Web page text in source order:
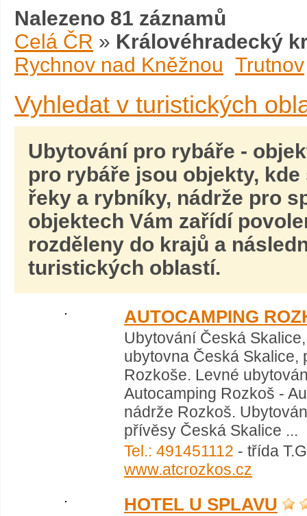
Nalezeno 81 záznamů
Celá ČR » Královéhradecký
Rychnov nad Kněžnou Trutnov
Vyhledat v turistických
Ubytování pro rybáře -
pro rybáře jsou objekty,
řeky a rybníky, nádrže pro
objektech Vám zařídí
rozděleny do krajů a
turistických oblastí.
AUTOCAMPING
Ubytování Česká
ubytovna Česká Skalice,
Rozkoše. Levné
Autocamping Rozkoš -
nádrže Rozkoš.
přívěsy Česká Skalice ...
Tel.: 491451112 - třída
www.atcrozkos.cz
HOTEL U SPLAVU